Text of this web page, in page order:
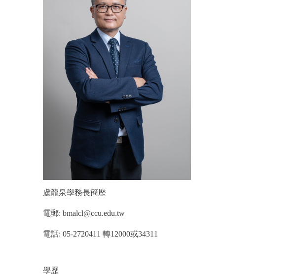
盧龍泉學務長簡歷
電郵: bmalcl@ccu.edu.tw
電話: 05-2720411 轉12000或34311
學歷